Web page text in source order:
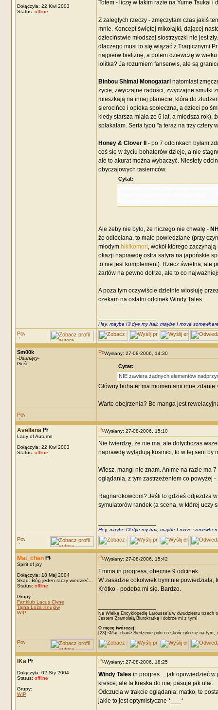
Dołączyła: 22 Kwi 2003
Status: offline
Totem - liczę w takim razie na Yume Tsukai i
Z zaległych rzeczy - zmęczyłam czas jakiś
mnie. Koncept świętej mikołajki, dającej
dzieciństwie młodszej siostrzyczki nie jest
dlaczego musi to się wiązać z Tragicznymi
najpierw bieliznę, a potem dziewczę w
lolitka? Ja rozumiem fanserwis, ale są
Binbou Shimai Monogatarinatomiast
życie, zwyczajne radości, zwyczajne smutki
mieszkają na innej planecie, która do
sierocińce i opieka społeczna, a dzieci po
kiedy starsza miała ze 6 lat, a młodsza
spłakałam. Seria typu "a teraz na trzy
Honey & Clover II
- po 7 odcinkach byłam
coś się w życiu bohaterów dzieje, a nie
ale to akurat można wybaczyć. Niestety
obyczajowych tasiemców.
Cytat:
Ale żeby nie było, że niczego nie chwalę -
że odleciana, to mało powiedziane (przy
młodym hikikomori, wokół którego
okazji naprawdę ostra satyra na japońskie
to nie jest komplement). Rzecz świetna, ale
żartów na pewno dotrze, ale to co
A poza tym oczywiście dzielnie wiosłuję
czekam na ostatni odcinek Windy Tales...
Hey, maybe I'll dye my hair, maybe I move
Sm00k
-Usunięty-
Gość
Wysłany: 27-08-2006, 14:30
Cytat:
NIE zawiera żadnych elementów
Główny bohater ma momentami inne zdanie
Warte obejrzenia? Bo manga jest
Avellana
Lady of Autumn
Dołączyła: 22 Kwi 2003
Status: offline
Wysłany: 27-08-2006, 15:10
Nie twierdzę, że nie ma, ale dotychczas
naprawdę wylądują kosmici, to w tej serii by
Wiesz, mangi nie znam. Anime na razie ma
oglądania, z tym zastrzeżeniem co powyżej
Ragnarokowcom? Jeśli to gdzieś odjeżdża
symulatorów randek (a scena, w której uczy
Hey, maybe I'll dye my hair, maybe I move
Mai_chan
Spirit of joy
Dołączyła: 18 Maj 2004
Skąd: Bóg jeden raczy wiedzieć...
Status: offline
Grupy:
Fanklub Lacus Clyne
Tajna Loża Knujów
WIP
Wysłany: 27-08-2006, 15:42
Emma in progress, obecnie 9 odcinek.
W zasadzie cokolwiek bym nie powiedziała,
Krótko - podoba mi się. Bardzo.
Na Wielką Encyklopedię Larousse’a w dwudziestu trzech
Jestem Zramolałą Biurokratką i dobrze mi z tym!
O męcę twórczej:
[23] <Mai_chan> Siedzenie poki co skończyło się na
IKa
Dołączyła: 02 Sty 2004
Status: offline
Grupy:
WIP
Wysłany: 27-08-2006, 18:25
Windy Tales in progres ... jak opowiedzieć w
kresce, ale ta kreska do niej pasuje jak ulał.
Odczucia w trakcie oglądania: matko, te
jakie to jest optymistyczne *___*